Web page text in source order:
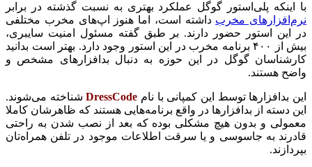
با اینکه پلی‌استور گوگل عملکرد بهتری به نسبت گذشته در برابر
نرم‌افزار‌های مخرب داشته است، اما هنوز اپ‌های مخرب مختلفی
در این استور حضور دارند. بر طبق گفته مسئول امنیت سایبری،
بیش از ۴۰۰ برنامه مخرب در این استور وجود دارد. بهتر است بدانید
کارشناسان گوگل در این حوزه به دنبال بدافزار‌های مشخص و
واضح هستند.
این بدافزار‌ها توسط این کمپانی با نام DressCode شناخته می‌شوند.
این دسته از بدافزارها در واقع برنامه‌هایی هستند که ظاهرشان کاملا
معمولی و بدون هیچ مشکلی بوده که بعد از نصب شدن به راحتی
قادرند به جاسوسی و یا سرقت اطلاعات‌ موجود در تلفن‌ همراه‌تان
بپردازند.